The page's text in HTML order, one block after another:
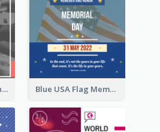
It's World Blood Donor Day Photo Instagram Post Blue USA Flag Memorial Day Instagram Post Design